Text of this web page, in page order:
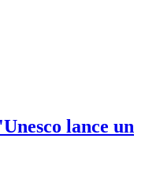
lance un